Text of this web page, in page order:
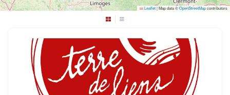
Leaflet|Map data ©OpenStreetMapcontributors